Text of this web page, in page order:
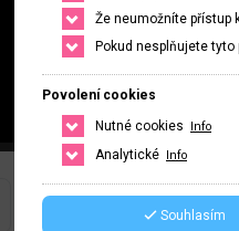
Najdi si přesně to co
Že neumožníte přístup
Pokud nesplňujete
Povolení cookies
Nutné cookies
Info
Analytické Info
Souhlasím